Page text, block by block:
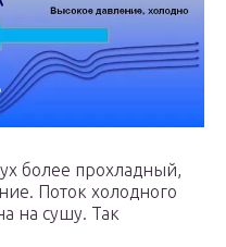
более прохладный,
Поток холодного
на сушу. Так